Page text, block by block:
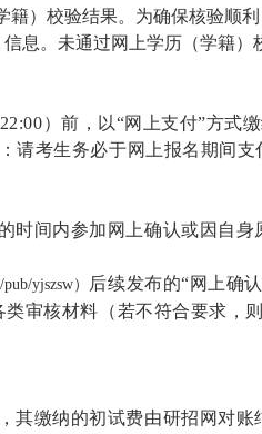
籍）校验结果。为确保核验顺
息。未通过网上学历（学籍）
）前，以“网上支付”方式缴
请考生务必于网上报名期间支
时间内参加网上确认或因自身
yjszsw）
后续发布的“网上确
审核材料（若不符合要求，
其缴纳的初试费由研招网对账